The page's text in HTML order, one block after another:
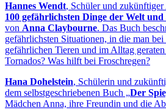
Hannes Wendt, Schüler und
100 gefährlichsten Dinge der Welt
von Anna Claybourne. Das Buch
gefährlichsten Situationen, in die man
gefährlichen Tieren und im Alltag
Tornados? Was hilft bei Froschregen?
Hana Dohelstein, Schülerin und
dem selbstgeschriebenen Buch „Der
Mädchen Anna, ihre Freundin und die